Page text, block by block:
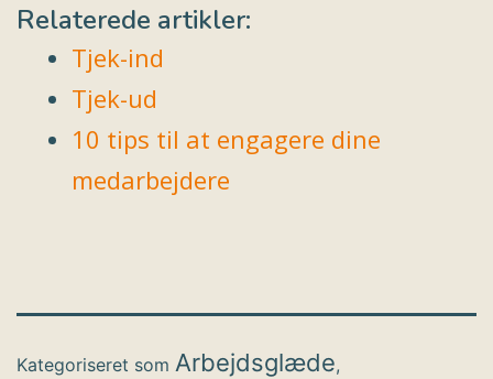
Relaterede artikler:
Tjek-ind
Tjek-ud
10 tips til at engagere dine
medarbejdere
Kategoriseret som Arbejdsglæde,